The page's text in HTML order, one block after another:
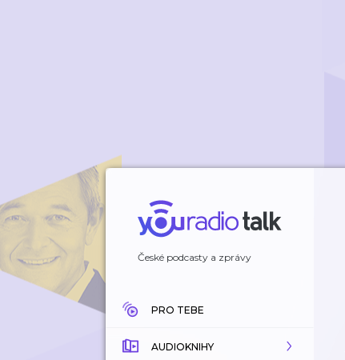
České podcasty a zprávy
PRO TEBE
AUDIOKNIHY